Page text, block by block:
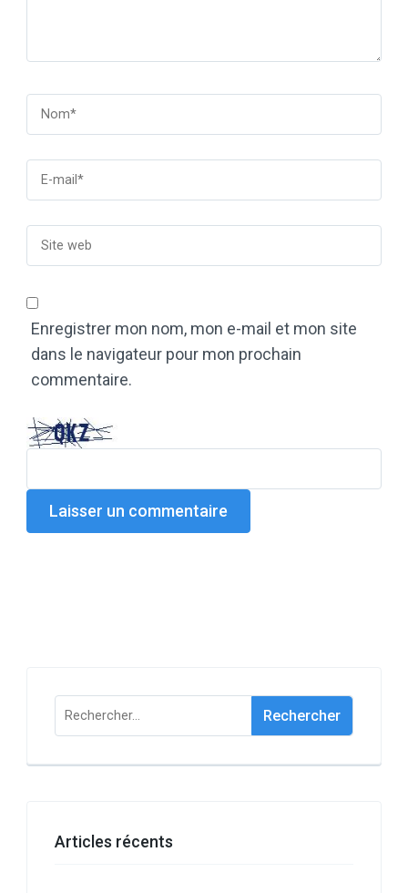
Enregistrer mon nom, mon e-mail et mon site
dans le navigateur pour mon prochain
commentaire.
Rechercher :
Articles récents